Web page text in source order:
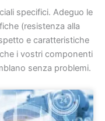
specifici. Adeguo le
(resistenza alla
e caratteristiche
i vostri componenti
senza problemi.